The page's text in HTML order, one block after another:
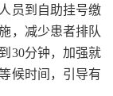
员到自助挂号缴
，减少患者排队
30分钟，加强就
候时间，引导有